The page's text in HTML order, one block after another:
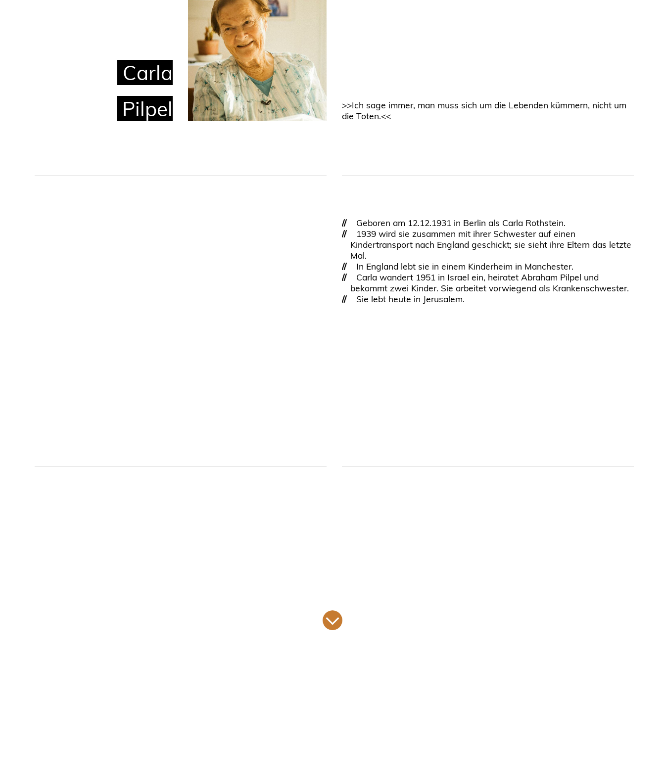
Carla
Pilpel
>>Ich sage immer, man muss sich um die Lebenden kümmern, nicht um
die Toten.<<
//
Geboren am 12.12.1931 in Berlin als Carla Rothstein.
//
1939 wird sie zusammen mit ihrer Schwester auf einen
Kindertransport nach England geschickt; sie sieht ihre Eltern das letzte
Mal.
//
In England lebt sie in einem Kinderheim in Manchester.
//
Carla wandert 1951 in Israel ein, heiratet Abraham Pilpel und
bekommt zwei Kinder. Sie arbeitet vorwiegend als Krankenschwester.
//
Sie lebt heute in Jerusalem.